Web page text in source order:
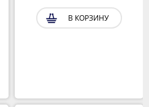
В КОРЗИНУ